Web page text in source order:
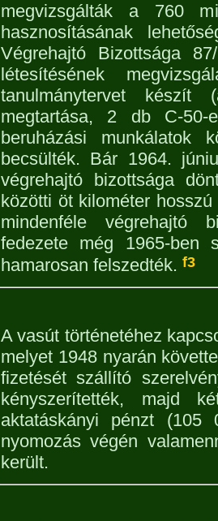
megvizsgálták a 760
hasznosításának
Végrehajtó Bizottsága
létesítésének
tanulmánytervet készít
megtartása, 2 db C-50-
beruházási munkálatok
becsülték. Bár 1964.
végrehajtó bizottsága
közötti öt kilométer
mindenféle végrehajtó
fedezete még 1965-ben
hamarosan felszedték. f3
A vasút történetéhez
melyet 1948 nyarán
fizetését szállító
kényszerítették, majd
aktatáskányi pénzt (105
nyomozás végén
került.